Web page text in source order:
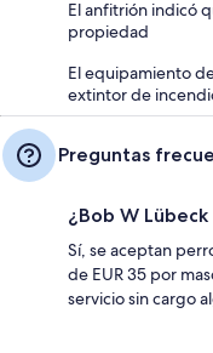
El anfitrión indicó
propiedad
El equipamiento
extintor de
Preguntas
¿Bob W
Sí, se aceptan
de EUR 35 por
servicio sin cargo